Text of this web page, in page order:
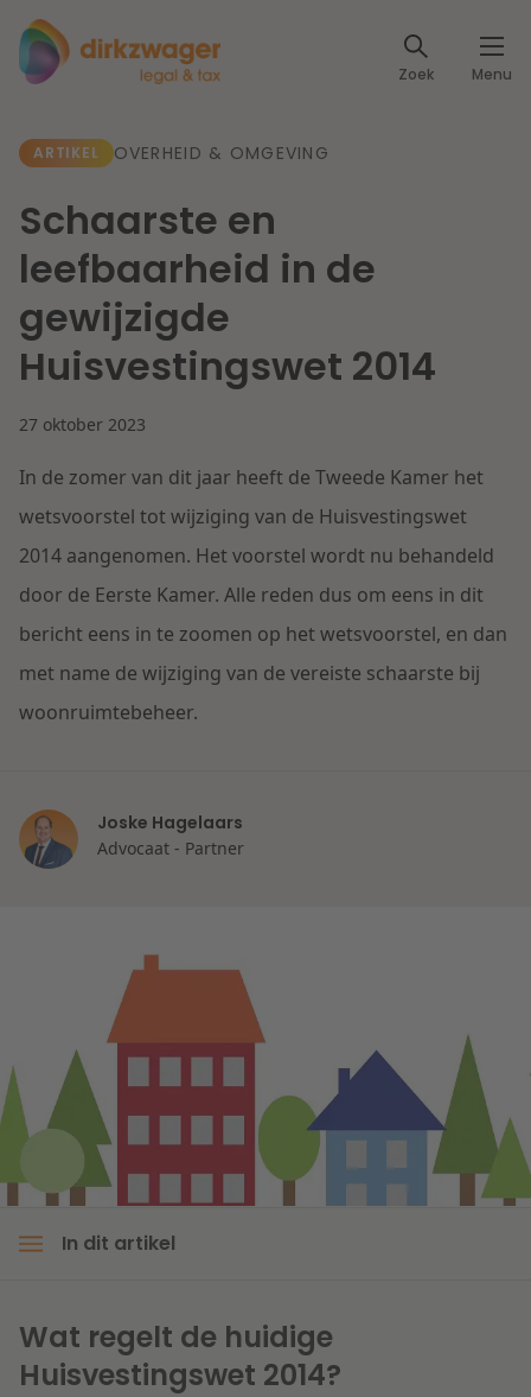
Zoek Menu
Expertises
Fiscaal
Arbeid & Pensioen
IE & Innovatie
Herstructurering & Insolventie
Energie
Zorg & Sociaal domein
Overheid & Omgeving
Aanbesteding & Mededinging
Aansprakelijkheid & Verzekering
Litigation
Onderwijs
Lees meer
Lees meer
Dichtbij de kansen en uitdagingen in de
Dichtbij de wendbare onderneming
Lees meer
Artikelen
Klantcases
Events
Specialisten
Internationale partners
Werken bij
Nederlands
ARTIKEL OVERHEID & OMGEVING
Schaarste en
leefbaarheid in de
gewijzigde
Huisvestingswet 2014
27 oktober 2023
In de zomer van dit jaar heeft de Tweede Kamer het
wetsvoorstel tot wijziging van de Huisvestingswet
2014 aangenomen. Het voorstel wordt nu behandeld
door de Eerste Kamer. Alle reden dus om eens in dit
bericht eens in te zoomen op het wetsvoorstel, en dan
met name de wijziging van de vereiste schaarste bij
woonruimtebeheer.
Joske Hagelaars
Advocaat - Partner
In dit artikel
Wat regelt de huidige
Huisvestingswet 2014?